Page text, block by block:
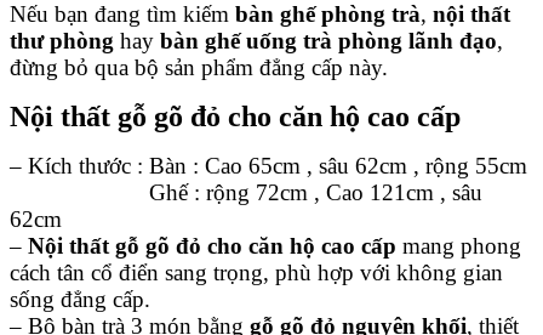
Nếu bạn đang tìm kiếm bàn ghế phòng trà, nội thất
thư phòng hay bàn ghế uống trà phòng lãnh đạo,
đừng bỏ qua bộ sản phẩm đẳng cấp này.
Nội thất gỗ gõ đỏ cho căn hộ cao cấp
– Kích thước : Bàn : Cao 65cm , sâu 62cm , rộng 55cm
Ghế : rộng 72cm , Cao 121cm , sâu
62cm
– Nội thất gỗ gõ đỏ cho căn hộ cao cấp mang phong
cách tân cổ điển sang trọng, phù hợp với không gian
sống đẳng cấp.
– Bộ bàn trà 3 món bằng gỗ gõ đỏ nguyên khối, thiết